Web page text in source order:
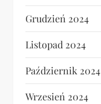
Grudzień 2024
Listopad 2024
Październik 2024
Wrzesień 2024